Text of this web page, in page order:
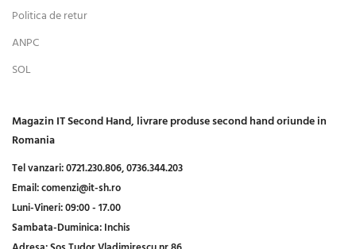
Politica de retur
ANPC
SOL
Magazin IT Second Hand, livrare produse second hand oriunde in
Romania
Tel vanzari:0721.230.806,0736.344.203
Email:comenzi@it-sh.ro
Luni-Vineri:09:00 - 17.00
Sambata-Duminica:Inchis